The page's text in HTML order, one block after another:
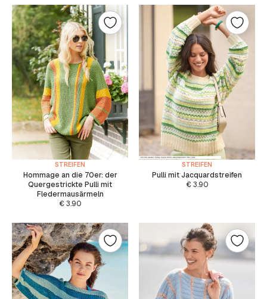
STREIFEN
Hommage an die 70er: der
Quergestrickte Pulli mit
Fledermausärmeln
€3.90
STREIFEN
Pulli mit Jacquardstreifen
€3.90